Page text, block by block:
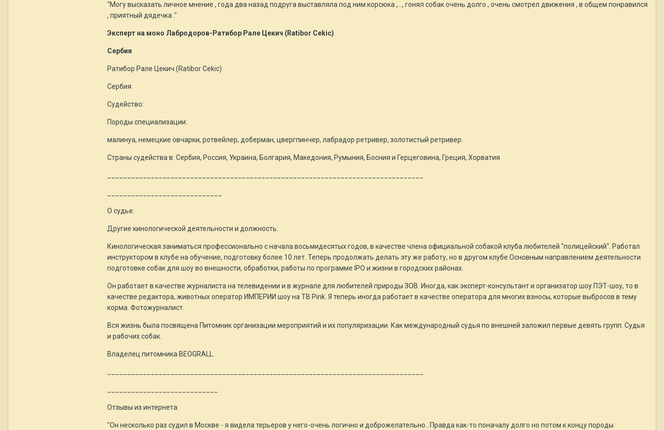
"Могу высказать личное мнение , года два назад подруга выставляла под ним корсюка ,..., гонял собак очень долго , очень смотрел движения , в общем понравился
, приятный дядечка ."
Эксперт на моно Лабродоров-Ратибор Рале Цекич (Ratibor Cekic)
Сербия
Ратибор Рале Цекич (Ratibor Cekic)
Сербия
Судейство:
Породы специализации:
малинуа, немецкие овчарки, ротвейлер, доберман, цвергпинчер, лабрадор ретривер, золотистый ретривер.
Страны судейства в: Сербия, Россия, Украина, Болгария, Македония, Румыния, Босния и Герцеговина, Греция, Хорватия
О судье:
Другие кинологической деятельности и должность:
Кинологическая заниматься профессионально с начала восьмидесятых годов, в качестве члена официальной собакой клуба любителей "полицейский". Работал
инструктором в клубе на обучение, подготовку более 10 лет. Теперь продолжать делать эту же работу, но в другом клубе.Основным направлением деятельности
подготовке собак для шоу во внешности, обработки, работы по программе IPO и жизни в городских районах.
Он работает в качестве журналиста на телевидении и в журнале для любителей природы ЗОВ. Иногда, как эксперт-консультант и организатор шоу ПЭТ-шоу, то в
качестве редактора, животных оператор ИМПЕРИИ шоу на ТВ Pink. Я теперь иногда работает в качестве оператора для многих взносы, которые выбросов в тему
корма. Фотожурналист.
Вся жизнь была посвящена Питомник организации мероприятий и их популяризации. Как международный судья по внешней заложил первые девять групп. Судья
и рабочих собак.
Владелец питомника BEOGRALL.
Отзывы из интернета:
"Он несколько раз судил в Москве - я видела терьеров у него-очень логично и доброжелательно...Правда как-то поначалу долго но потом к концу породы